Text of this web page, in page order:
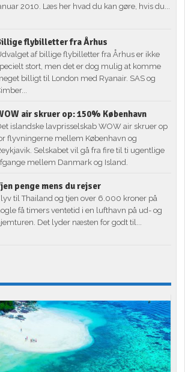
2010. Læs her hvad du kan gøre, hvis du...
flybilletter fra Århus
af billige flybilletter fra Århus er ikke
stort, men det er dog mulig at komme
billigt til London med Ryanair. SAS og
air skruer op: 150% København
islandske lavprisselskab WOW air skruer op
flyvningerne mellem København og
Selskabet vil gå fra fire til ti ugentlige
mellem Danmark og Island.
penge mens du rejser
til Thailand og tjen over 6.000 kroner på
få timers ventetid i en lufthavn på ud- og
Det lyder næsten for godt til...